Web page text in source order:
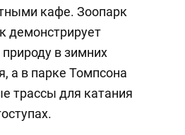
кафе. Зоопарк
демонстрирует
в зимних
а в парке Томпсона
трассы для катания